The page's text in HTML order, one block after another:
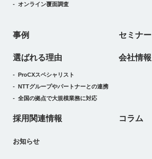
オンライン覆面調査
事例 セミナー
選ばれる理由
ProCXスペシャリスト
NTTグループやパートナーとの連携
全国の拠点で大規模業務に対応
会社情報
採用関連情報 コラム
お知らせ